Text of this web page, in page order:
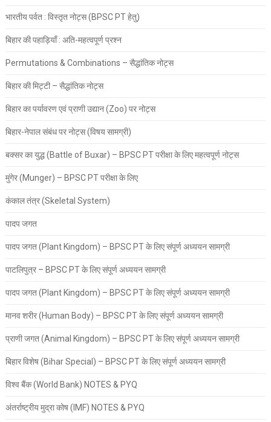
भारतीय पर्वत : विस्तृत नोट्स (BPSC PT हेतु)
बिहार की पहाड़ियाँ : अति-महत्वपूर्ण प्रश्न
Permutations & Combinations – सैद्धांतिक नोट्स
बिहार की मिट्टी – सैद्धांतिक नोट्स
बिहार का पर्यावरण एवं प्राणी उद्यान (Zoo) पर नोट्स
बिहार-नेपाल संबंध पर नोट्स (विषय सामग्री)
बक्सर का युद्ध (Battle of Buxar) – BPSC PT परीक्षा के लिए महत्वपूर्ण नोट्स
मुंगेर (Munger) – BPSC PT परीक्षा के लिए
कंकाल तंत्र (Skeletal System)
पादप जगत
पादप जगत (Plant Kingdom) – BPSC PT के लिए संपूर्ण अध्ययन सामग्री
पाटलिपुत्र – BPSC PT के लिए संपूर्ण अध्ययन सामग्री
पादप जगत (Plant Kingdom) – BPSC PT के लिए संपूर्ण अध्ययन सामग्री
मानव शरीर (Human Body) – BPSC PT के लिए संपूर्ण अध्ययन सामग्री
प्राणी जगत (Animal Kingdom) – BPSC PT के लिए संपूर्ण अध्ययन सामग्री
बिहार विशेष (Bihar Special) – BPSC PT के लिए संपूर्ण अध्ययन सामग्री
विश्व बैंक (World Bank) NOTES & PYQ
अंतर्राष्ट्रीय मुद्रा कोष (IMF) NOTES & PYQ